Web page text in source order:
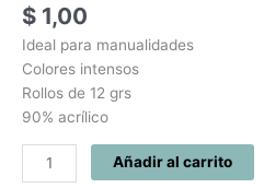
$ 1,00
Ideal para manualidades
Colores intensos
Rollos de 12 grs
90% acrílico
Añadir al carrito